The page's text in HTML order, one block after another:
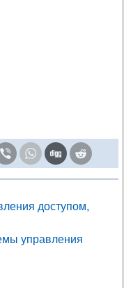
доступом,
управления